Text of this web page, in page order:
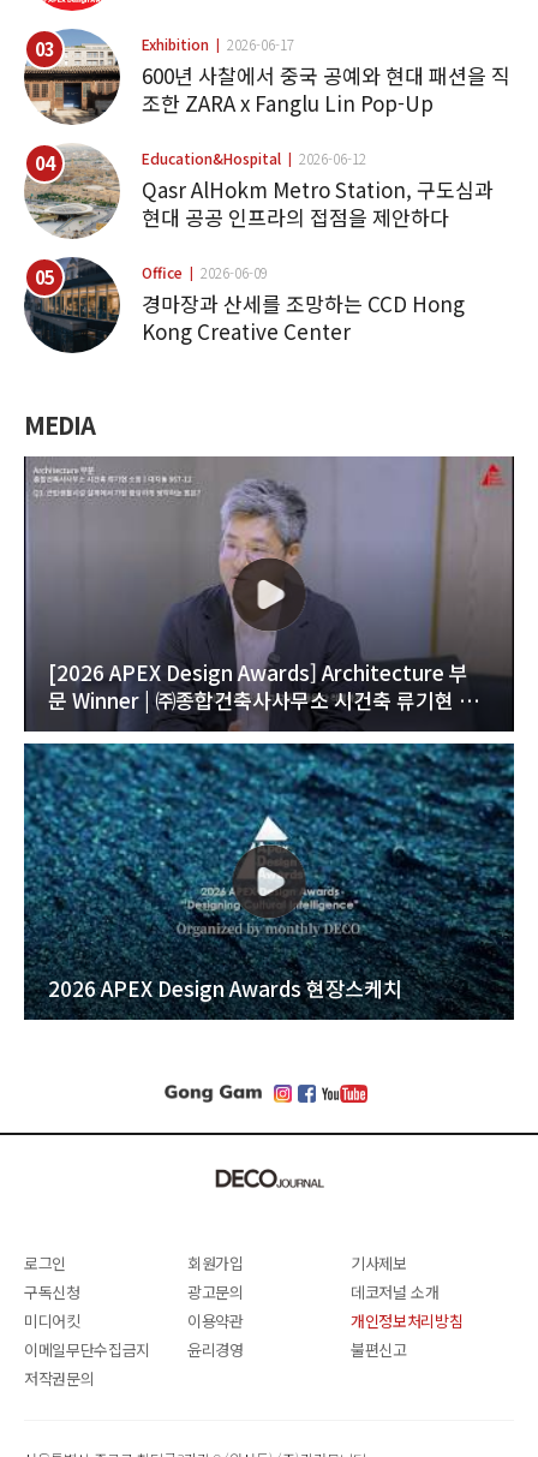
03 Exhibition 2026-06-17
600년 사찰에서 중국 공예와 현대 패션을 직
조한 ZARA x Fanglu Lin Pop-Up
04 Education&Hospital 2026-06-12
Qasr AlHokm Metro Station, 구도심과
현대 공공 인프라의 접점을 제안하다
05 Office 2026-06-09
경마장과 산세를 조망하는 CCD Hong
Kong Creative Center
MEDIA
[2026 APEX Design Awards] Architecture 부
문 Winner | ㈜종합건축사사무소 시건축 류기현 소
장
2026 APEX Design Awards 현장스케치
로그인 회원가입
기사제보
구독신청
광고문의
데코저널 소개
미디어킷
이용약관
개인정보처리방침
이메일무단수집금지
윤리경영
불편신고
저작권문의